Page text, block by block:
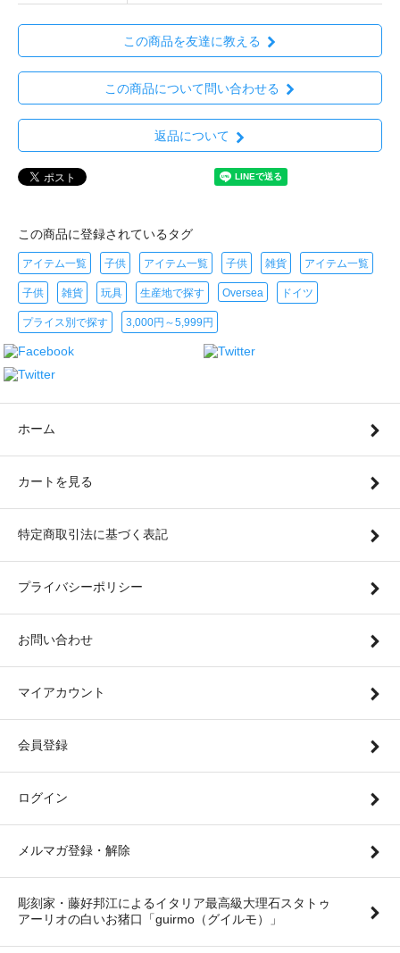
この商品を友達に教える
この商品について問い合わせる
返品について
この商品に登録されているタグ
アイテム一覧 子供 アイテム一覧 子供 雑貨 アイテム一覧
子供 雑貨 玩具 生産地で探す Oversea ドイツ
プライス別で探す 3,000円～5,999円
ホーム
カートを見る
特定商取引法に基づく表記
プライバシーポリシー
お問い合わせ
マイアカウント
会員登録
ログイン
メルマガ登録・解除
彫刻家・藤好邦江によるイタリア最高級大理石スタトゥ
アーリオの白いお猪口「guirmo（グイルモ）」